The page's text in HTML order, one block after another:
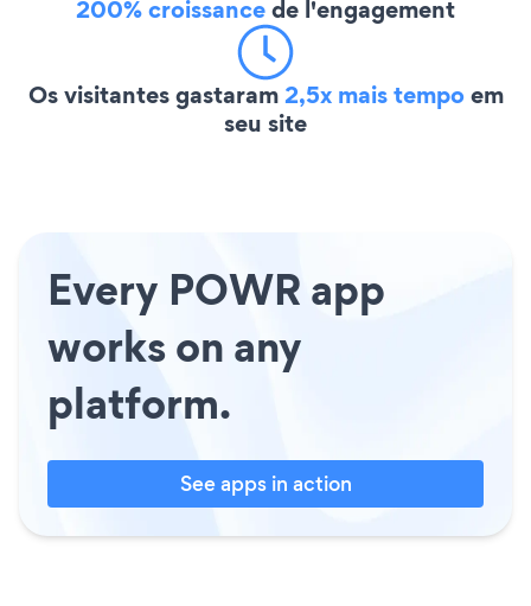
200% croissancede l'engagement
Os visitantes gastaram2,5x mais tempoem
seu site
Every POWR app
works on any
platform.
See apps in action